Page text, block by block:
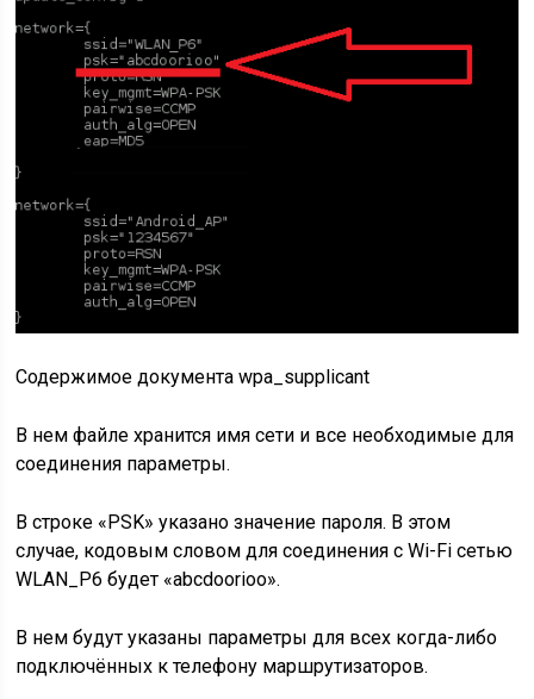
Содержимое документа wpa_supplicant
В нем файле хранится имя сети и все необходимые для
соединения параметры.
В строке «PSK» указано значение пароля. В этом
случае, кодовым словом для соединения с Wi-Fi сетью
WLAN_P6 будет «abcdoorioo».
В нем будут указаны параметры для всех когда-либо
подключённых к телефону маршрутизаторов.